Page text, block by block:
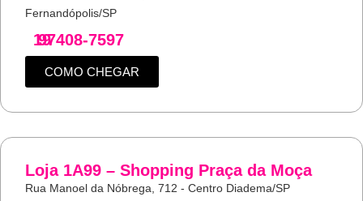
Fernandópolis/SP
19
97408-7597
COMO CHEGAR
Loja 1A99 – Shopping Praça da Moça
Rua Manoel da Nóbrega, 712 - Centro Diadema/SP